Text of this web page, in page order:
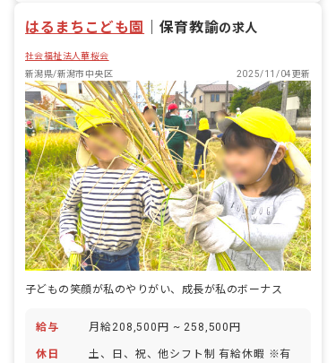
り添い、園生活を楽しんでいけるように
はるまちこども園 保育教諭の求人
社会福祉法人華桜会
新潟県/新潟市中央区
2025/11/04更新
子どもの笑顔が私のやりがい、成長が私のボーナス
給与 月給208,500円 ~ 258,500円
休日
土、日、祝、他シフト制 有給休暇 ※有